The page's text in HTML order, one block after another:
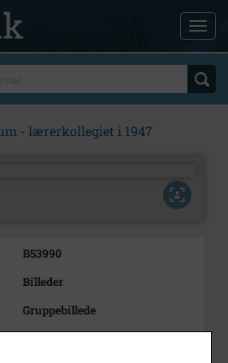
- lærerkollegiet i 1947
B53990
Billeder
Gruppebillede